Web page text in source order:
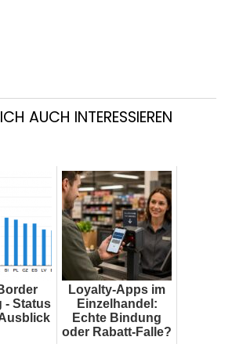
AUCH INTERESSIEREN
- Status
Loyalty-Apps im
Einzelhandel:
Echte Bindung
oder Rabatt-Falle?